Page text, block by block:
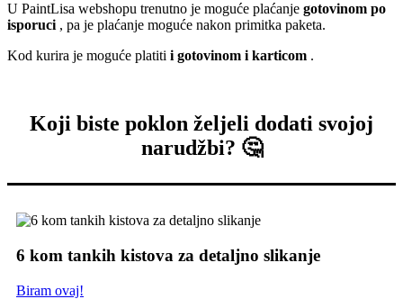
U PaintLisa webshopu trenutno je moguće plaćanje gotovinom po
isporuci, pa je plaćanje moguće nakon primitka paketa.
Kod kurira je moguće platiti i gotovinom i karticom .
Koji biste poklon željeli dodati svojoj
narudžbi? 🤔
6 kom tankih kistova za detaljno slikanje
Biram ovaj!